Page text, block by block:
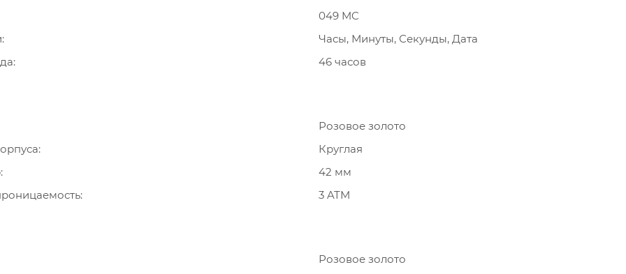
049 MC
Часы, Минуты, Секунды, Дата
46 часов
Розовое золото
Круглая
42 мм
3 ATM
Розовое золото